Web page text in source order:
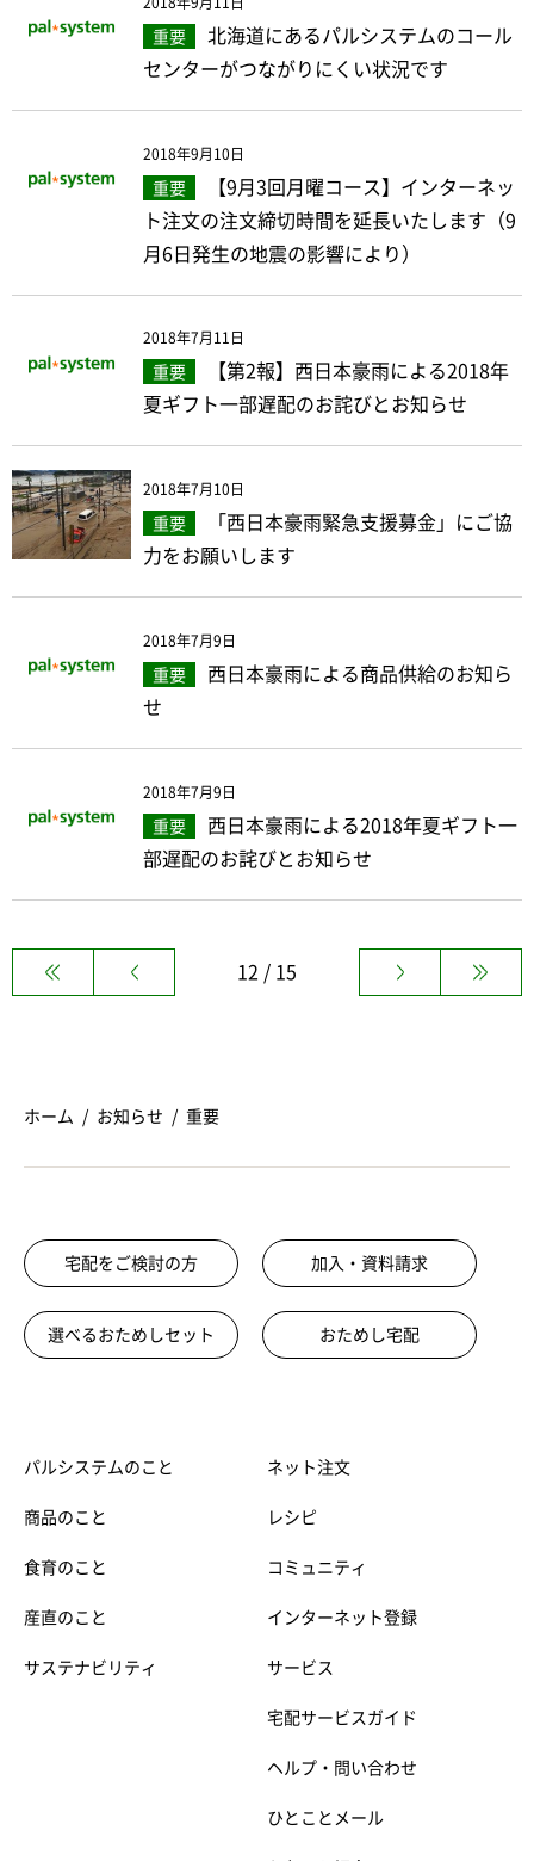
重要
北海道にあるパルシステムのコール
センターがつながりにくい状況です
2018年9月10日
重要
【9月3回月曜コース】インターネッ
ト注文の注文締切時間を延長いたします（9
月6日発生の地震の影響により）
2018年7月11日
重要
【第2報】西日本豪雨による2018年
夏ギフト一部遅配のお詫びとお知らせ
2018年7月10日
重要
「西日本豪雨緊急支援募金」にご協
力をお願いします
2018年7月9日
重要
西日本豪雨による商品供給のお知ら
せ
2018年7月9日
重要
西日本豪雨による2018年夏ギフト一
部遅配のお詫びとお知らせ
12 / 15
ホーム お知らせ 重要
宅配をご検討の方 加入・資料請求
選べるおためしセット おためし宅配
パルシステムのこと
商品のこと
食育のこと
産直のこと
サステナビリティ
ネット注文
レシピ
コミュニティ
インターネット登録
サービス
宅配サービスガイド
ヘルプ・問い合わせ
ひとことメール